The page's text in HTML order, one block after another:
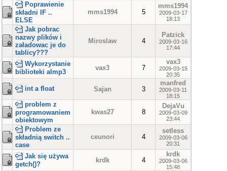
Poprawienie
składni IF ..
ELSE
mms1994 5
mms1994
2009-03-17
18:13
Jak pobrac
nazwy plików i
załadowac je do
tablicy???
Miroslaw 4
Patzick
2009-03-16
17:44
Wykorzystanie
biblioteki almp3
vax3 7
vax3
2009-03-15
20:35
int a float Sajan 3
manfred
2009-03-11
18:15
problem z
programowaniem
obiektowym
kwas27 8
DejaVu
2009-03-09
23:44
Problem ze
składnią switch ..
case
ceunori 4
setless
2009-03-06
20:31
Jak się używa
getch()?
krdk 4
krdk
2009-03-06
15:48